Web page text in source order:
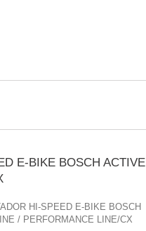
E-BIKE BOSCH ACTIVE
HI-SPEED E-BIKE BOSCH
/ PERFORMANCE LINE/CX